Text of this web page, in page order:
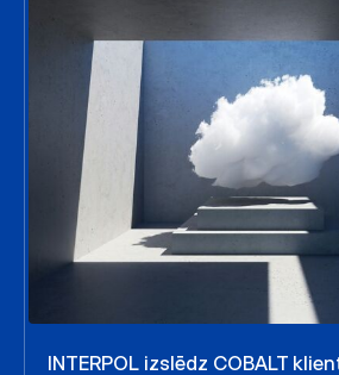
INTERPOL izslēdz COBALT